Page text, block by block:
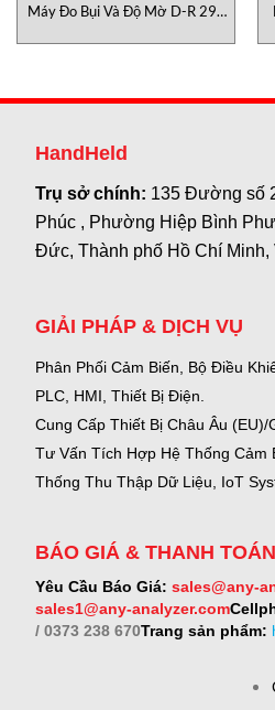
Máy Đo Bụi Và Độ Mờ D-R 290
HandHeld
Trụ sở chính: 135 Đường số
Phúc , Phường Hiệp Bình
Đức, Thành phố Hồ Chí Minh,
GIẢI PHÁP & DỊCH VỤ
Phân Phối Cảm Biến, Bộ Điều
PLC, HMI, Thiết Bị Điện.
Cung Cấp Thiết Bị Châu Âu (EU)/
Tư Vấn Tích Hợp Hệ Thống Cảm
Thống Thu Thập Dữ Liệu, IoT
BÁO GIÁ & THANH TOÁN
Yêu Cầu Báo Giá: sales@any-
sales1@any-analyzer.com
/ 0373 238 670Trang sản phẩm: